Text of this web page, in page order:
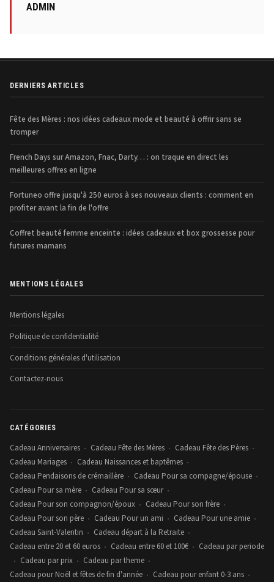
ADMIN
DERNIERS ARTICLES
Fête des Mères : nos idées cadeaux mode et beauté à offrir sans se
tromper
French Days sur Amazon, Fnac, Darty… : on traque en direct les
meilleures offres en ligne
Fortuneo offre jusqu'à 250 euros à ses nouveaux clients : comment en
profiter avant la fin de l'offre
Coffret beauté femme enceinte : idées cadeaux et box grossesse pour
futures mamans
MENTIONS LÉGALES
Mentions légales
Politique de confidentialité
Conditions générales d'utilisation
Contactez-nous
CATÉGORIES
Cadeau Anniversaires • Cadeau Fête des Mères • Cadeau Fête des Pères •
Cadeau Mariages • Cadeau Naissances et baptêmes •
Cadeau Pendaisons de crémaillère • Cadeau Pour sa compagne/épouse •
Cadeau Pour sa mère • Cadeau Pour sa sœur •
Cadeau Pour son compagnon/époux • Cadeau Pour son frère •
Cadeau Pour son père • Cadeau Pour un ami • Cadeau Pour une amie •
Cadeau Saint-Valentin • Cadeau départ à la Retraite •
Cadeau entre 20 et 60 euros • Cadeau entre 60 et 100€ • Cadeau par periode
• Cadeau par prix • Cadeau par theme •
Cadeau pour Noël et fêtes de fin d'année • Cadeau pour enfant 0-3 ans •